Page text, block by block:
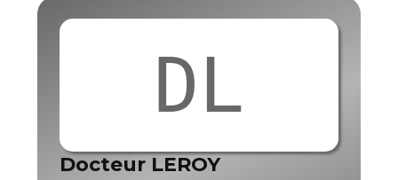
DL
Docteur LEROY